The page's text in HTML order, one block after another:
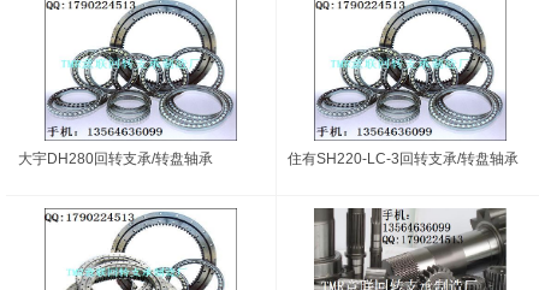
大宇DH280回转支承/转盘轴承 住有SH220-LC-3回转支承/转盘轴承